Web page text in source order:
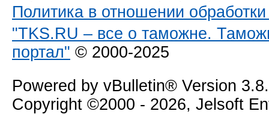
Политика в отношении
"TKS.RU – все о таможне.
портал" © 2000-2025
Powered by vBulletin® Version
Copyright ©2000 - 2026, Jelsoft